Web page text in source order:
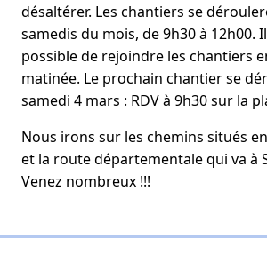
désaltérer. Les chantiers se
samedis du mois, de 9h30 à 12h00.
possible de rejoindre les chantiers
matinée. Le prochain chantier se
samedi 4 mars : RDV à 9h30 sur la
Nous irons sur les chemins situés
et la route départementale qui va à
Venez nombreux !!!